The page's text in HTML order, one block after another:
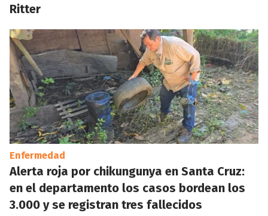
Ritter
Enfermedad
Alerta roja por chikungunya en Santa Cruz:
en el departamento los casos bordean los
3.000 y se registran tres fallecidos